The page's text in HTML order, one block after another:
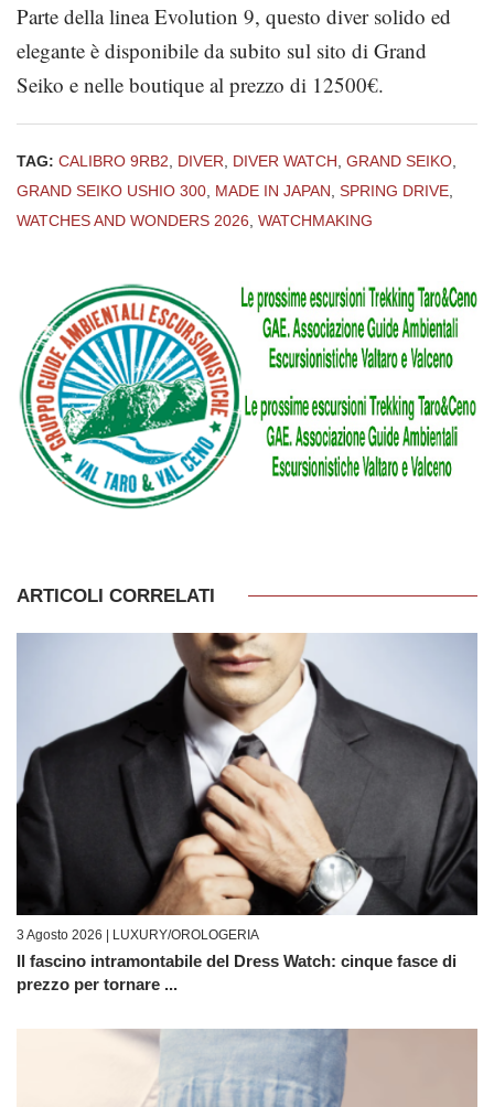
Parte della linea Evolution 9, questo diver solido ed
elegante è disponibile da subito sul sito di Grand
Seiko e nelle boutique al prezzo di 12500€.
TAG: CALIBRO 9RB2 DIVER DIVER WATCH GRAND SEIKO
GRAND SEIKO USHIO 300 MADE IN JAPAN SPRING DRIVE
WATCHES AND WONDERS 2026 WATCHMAKING
ARTICOLI CORRELATI
3 Agosto 2026 | LUXURY/OROLOGERIA
Il fascino intramontabile del Dress Watch: cinque fasce di
prezzo per tornare ...